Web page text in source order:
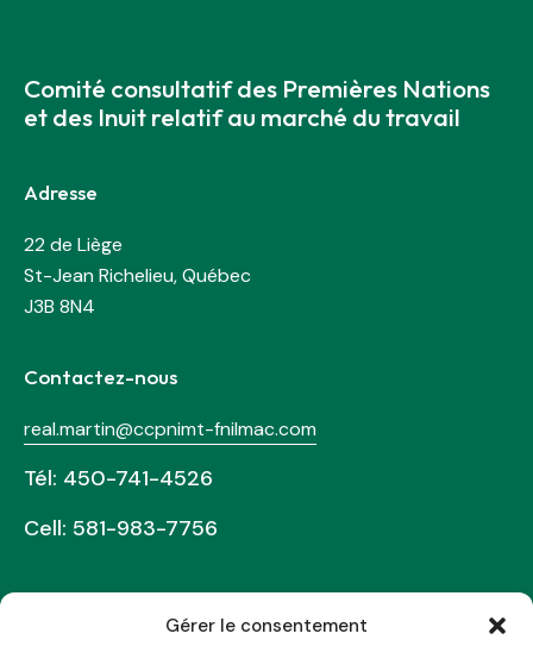
Gérer le consentement
Comité consultatif des Premières Nations
et des Inuit relatif au marché du travail
Adresse
22 de Liège
St-Jean Richelieu, Québec
J3B 8N4
Contactez-nous
real.martin@ccpnimt-fnilmac.com
Tél: 450-741-4526
Cell: 581-983-7756
Socials